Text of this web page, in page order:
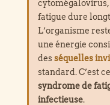
cytomégalovirus,
fatigue dure
L’organisme
une énergie
desséquelles
standard. C’est
syndrome de
infectieuse.